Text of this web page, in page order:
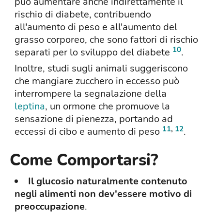
rischio di diabete, contribuendo
all'aumento di peso e all'aumento del
grasso corporeo, che sono fattori di rischio
separati per lo sviluppo del diabete 10.
Inoltre, studi sugli animali suggeriscono
che mangiare zucchero in eccesso può
interrompere la segnalazione della
leptina, un ormone che promuove la
sensazione di pienezza, portando ad
eccessi di cibo e aumento di peso 11, 12.
Come Comportarsi?
Il glucosio naturalmente contenuto
negli alimenti non dev'essere motivo di
preoccupazione.